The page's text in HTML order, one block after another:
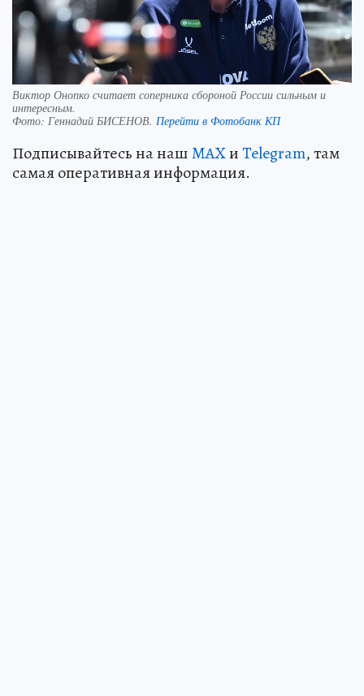
Виктор Онопко считает соперника сбороной России сильным и
интересным.
Фото: Геннадий БИСЕНОВ. Перейти в Фотобанк КП
Подписывайтесь на нашMAXиTelegram, там
самая оперативная информация.